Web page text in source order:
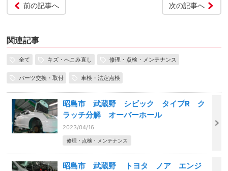
前の記事へ 次の記事へ
関連記事
全て キズ・へこみ直し 修理・点検・メンテナンス
パーツ交換・取付 車検・法定点検
昭島市 武蔵野 シビック タイプR ク
ラッチ分解 オーバーホール
2023/04/16
修理・点検・メンテナンス
昭島市 武蔵野 トヨタ ノア エンジ